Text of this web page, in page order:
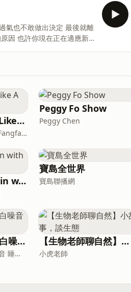
Speak Chinese Like A Taiwanese Local
Learn Chinese with Fangfang
Peggy Fo Show
Peggy Chen
Taiwan Mandarin with Local Podcast
寶島全世界
寶島聯播網
冥想元宇宙 頌缽 白噪音 睡眠音樂
冥想元宇宙 頌缽 白噪音 睡眠音樂
【生物老師聊自然】小故事，談生態
小虎老師